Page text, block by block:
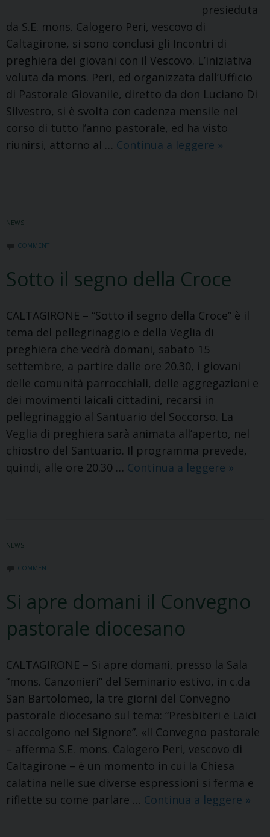
presieduta
da S.E. mons. Calogero Peri, vescovo di
Caltagirone, si sono conclusi gli Incontri di
preghiera dei giovani con il Vescovo. L’iniziativa
voluta da mons. Peri, ed organizzata dall’Ufficio
di Pastorale Giovanile, diretto da don Luciano Di
Silvestro, si è svolta con cadenza mensile nel
corso di tutto l’anno pastorale, ed ha visto
riunirsi, attorno al … Continua a leggere Conclusi
il
»
NEWS
COMMENT
Sotto il segno della Croce
CALTAGIRONE – “Sotto il segno della Croce” è il
tema del pellegrinaggio e della Veglia di
preghiera che vedrà domani, sabato 15
settembre, a partire dalle ore 20.30, i giovani
delle comunità parrocchiali, delle aggregazioni e
dei movimenti laicali cittadini, recarsi in
pellegrinaggio al Santuario del Soccorso. La
Veglia di preghiera sarà animata all’aperto, nel
chiostro del Santuario. Il programma prevede,
quindi, alle ore 20.30 … Continua a leggere Sotto
»
NEWS
COMMENT
Si apre domani il Convegno
pastorale diocesano
CALTAGIRONE – Si apre domani, presso la Sala
“mons. Canzonieri” del Seminario estivo, in c.da
San Bartolomeo, la tre giorni del Convegno
pastorale diocesano sul tema: “Presbiteri e Laici
si accolgono nel Signore”. «Il Convegno pastorale
– afferma S.E. mons. Calogero Peri, vescovo di
Caltagirone – è un momento in cui la Chiesa
calatina nelle sue diverse espressioni si ferma e
riflette su come parlare … Continua a leggere Si
»